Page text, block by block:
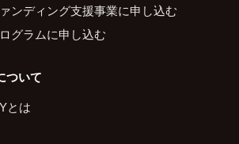
ンディング支援事業に申し込む
グラムに申し込む
ついて
とは